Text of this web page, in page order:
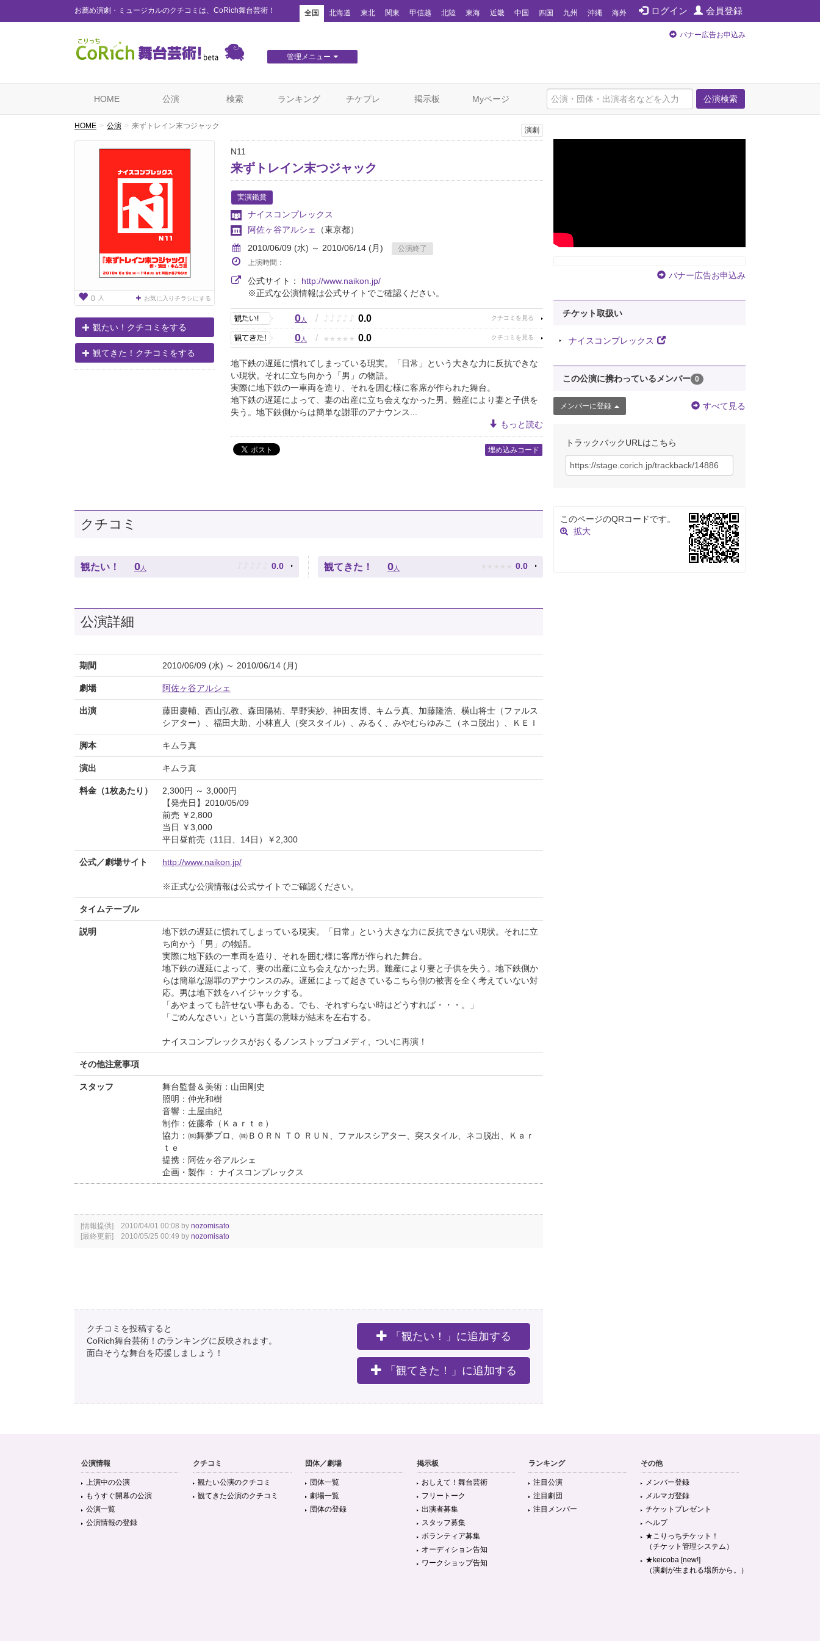
お薦め演劇・ミュージカルのクチコミは、CoRich舞台芸術！ ログイン 会員登録
全国 北海道 東北 関東 甲信越 北陸 東海 近畿 中国 四国 九州 沖縄 海外
管理メニュー
バナー広告お申込み
公演検索
HOME 公演 検索 ランキング チケプレ 掲示板 Myページ
HOME 公演 来ずトレイン末つジャック
0 人 お気に入りチラシにする
観たい！クチコミをする
観てきた！クチコミをする
演劇
N11
来ずトレイン末つジャック
実演鑑賞
ナイスコンプレックス
阿佐ヶ谷アルシェ
（東京都）
2010/06/09 (水) ～ 2010/06/14 (月)
公演終了
上演時間：
公式サイト： http://www.naikon.jp/
※正式な公演情報は公式サイトでご確認ください。
0人 / ♪ ♪ ♪ ♪ ♪ 0.0
0人 / ★ ★ ★ ★ ★ 0.0
地下鉄の遅延に慣れてしまっている現実。「日常」という大きな力に反抗できな
い現状。それに立ち向かう「男」の物語。
実際に地下鉄の一車両を造り、それを囲む様に客席が作られた舞台。
地下鉄の遅延によって、妻の出産に立ち会えなかった男。難産により妻と子供を
失う。地下鉄側からは簡単な謝罪のアナウンス...
もっと読む
埋め込みコード
クチコミ
観たい！ 0 人 ♪ ♪ ♪ ♪ ♪ 0.0 観てきた！ 0 人 ★ ★ ★ ★ ★ 0.0
公演詳細
期間 2010/06/09 (水) ～ 2010/06/14 (月)
劇場 阿佐ヶ谷アルシェ
出演
藤田慶輔、西山弘教、森田陽祐、早野実紗、神田友博、キムラ真、加藤隆浩、横山将士（ファルス
シアター）、福田大助、小林直人（突スタイル）、みるく、みやむらゆみこ（ネコ脱出）、ＫＥＩ
脚本 キムラ真
演出 キムラ真
料金（1枚あたり）
2,300円 ～ 3,000円
【発売日】2010/05/09
前売 ￥2,800
当日 ￥3,000
平日昼前売（11日、14日）￥2,300
公式／劇場サイト http://www.naikon.jp/
※正式な公演情報は公式サイトでご確認ください。
タイムテーブル
説明
地下鉄の遅延に慣れてしまっている現実。「日常」という大きな力に反抗できない現状。それに立
ち向かう「男」の物語。
実際に地下鉄の一車両を造り、それを囲む様に客席が作られた舞台。
地下鉄の遅延によって、妻の出産に立ち会えなかった男。難産により妻と子供を失う。地下鉄側か
らは簡単な謝罪のアナウンスのみ。遅延によって起きているこちら側の被害を全く考えていない対
応。男は地下鉄をハイジャックする。
「あやまっても許せない事もある。でも、それすらない時はどうすれば・・・。」
「ごめんなさい」という言葉の意味が結末を左右する。
ナイスコンプレックスがおくるノンストップコメディ、ついに再演！
その他注意事項
スタッフ
舞台監督＆美術：山田剛史
照明：仲光和樹
音響：土屋由紀
制作：佐藤希（Ｋａｒｔｅ）
協力：㈱舞夢プロ、㈱ＢＯＲＮ ＴＯ ＲＵＮ、ファルスシアター、突スタイル、ネコ脱出、Ｋａｒ
ｔｅ
提携：阿佐ヶ谷アルシェ
企画・製作 ： ナイスコンプレックス
[情報提供] 2010/04/01 00:08 by nozomisato
[最終更新] 2010/05/25 00:49 by nozomisato
クチコミを投稿すると
CoRich舞台芸術！のランキングに反映されます。
面白そうな舞台を応援しましょう！
「観たい！」に追加する
「観てきた！」に追加する
バナー広告お申込み
チケット取扱い
ナイスコンプレックス
この公演に携わっているメンバー 0
メンバーに登録 すべて見る
トラックバックURLはこちら
このページのQRコードです。
拡大
公演情報
上演中の公演
もうすぐ開幕の公演
公演一覧
公演情報の登録
クチコミ
観たい公演のクチコミ
観てきた公演のクチコミ
団体／劇場
団体一覧
劇場一覧
団体の登録
掲示板
おしえて！舞台芸術
フリートーク
出演者募集
スタッフ募集
ボランティア募集
オーディション告知
ワークショップ告知
ランキング
注目公演
注目劇団
注目メンバー
その他
メンバー登録
メルマガ登録
チケットプレゼント
ヘルプ
★こりっちチケット！
（チケット管理システム）
★keicoba [new!]
（演劇が生まれる場所から。）